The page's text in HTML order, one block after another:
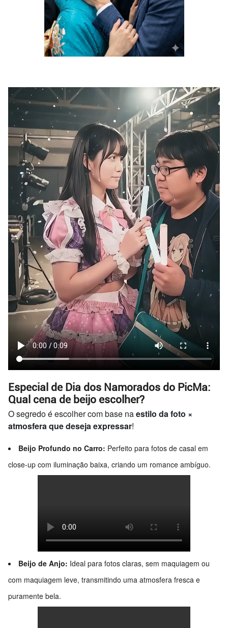
Especial de Dia dos Namorados do PicMa:
Qual cena de beijo escolher?
O segredo é escolher com base naestilo da foto ×
atmosfera que deseja expressar!
Beijo Profundo no Carro: Perfeito para fotos de casal em
close-up com iluminação baixa, criando um romance ambíguo.
Beijo de Anjo: Ideal para fotos claras, sem maquiagem ou
com maquiagem leve, transmitindo uma atmosfera fresca e
puramente bela.